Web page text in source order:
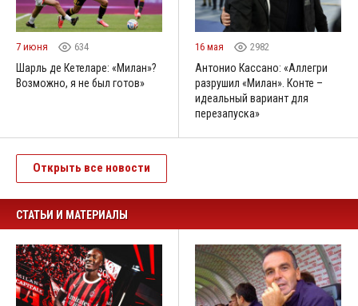
7 июня 634
Шарль де Кетеларе: «Милан»?
Возможно, я не был готов»
16 мая 2982
Антонио Кассано: «Аллегри
разрушил «Милан». Конте –
идеальный вариант для
перезапуска»
Открыть все новости
СТАТЬИ И МАТЕРИАЛЫ